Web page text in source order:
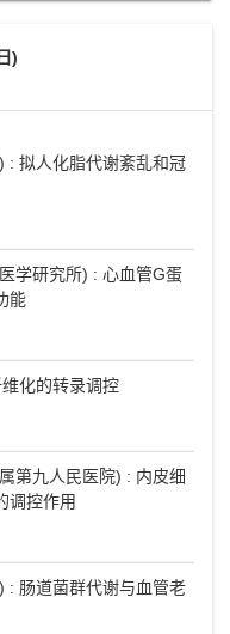
)
: 拟人化脂代谢紊乱和冠
学研究所) : 心血管G蛋
能
化的转录调控
第九人民医院) : 内皮细
调控作用
: 肠道菌群代谢与血管老